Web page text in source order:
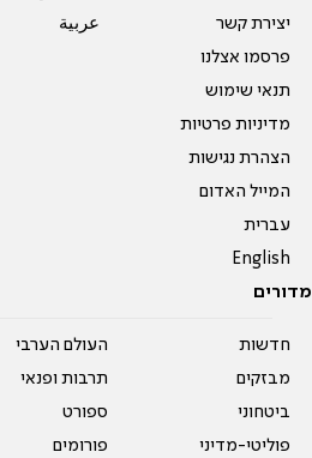
יצירת קשר
פרסמו אצלנו
תנאי שימוש
מדיניות פרטיות
הצהרת נגישות
המייל האדום
עברית
English
عربية
מדורים
חדשות
מבזקים
ביטחוני
פוליטי-מדיני
העולם הערבי
תרבות ופנאי
ספורט
פורומים